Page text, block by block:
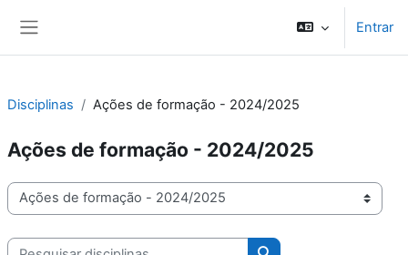
Entrar
Disciplinas Ações de formação - 2024/2025
Ações de formação - 2024/2025
Categorias de disciplinas
Pesquisar disciplinas